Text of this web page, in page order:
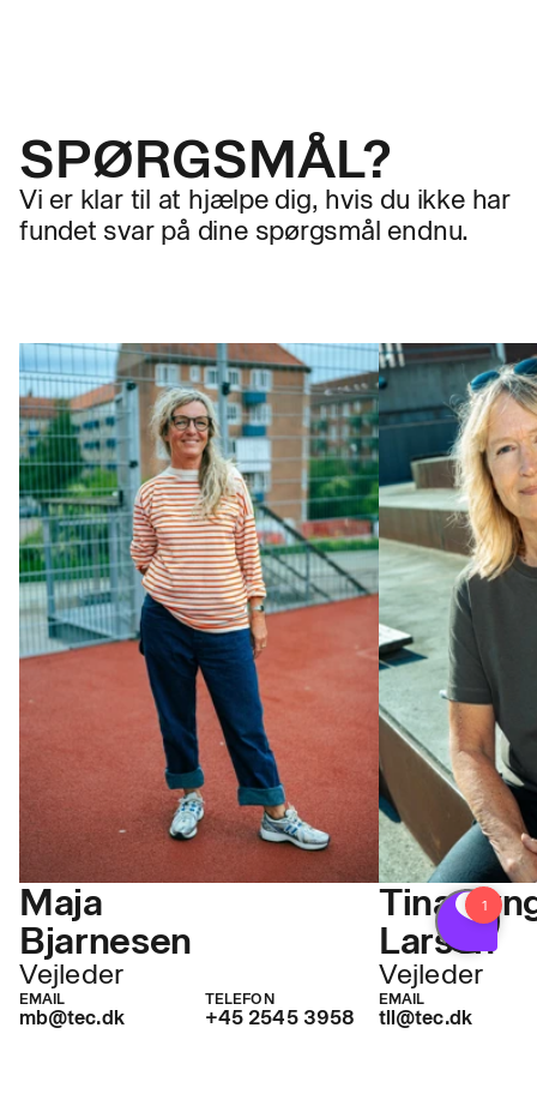
SPØRGSMÅL?
Vi er klar til at hjælpe dig, hvis du ikke har
fundet svar på dine spørgsmål endnu.
Tina
Larsen
Vejleder
EMAIL
tll@tec.dk
Maja
Bjarnesen
Vejleder
EMAIL
mb@tec.dk
TELEFON
+45 2545 3958